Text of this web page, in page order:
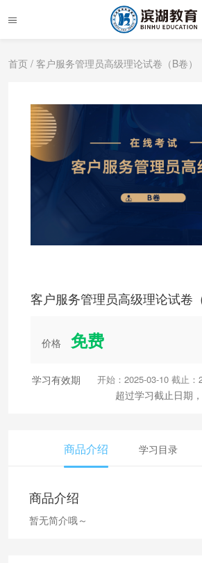
首页 / 客户服务管理员高级理论试卷（B卷）
客户服务管理员高级理论试卷
价格 免费
学习有效期 开始：2025-03-10 截止：
超过学习截止日期
商品介绍 学习目录
商品介绍
暂无简介哦～